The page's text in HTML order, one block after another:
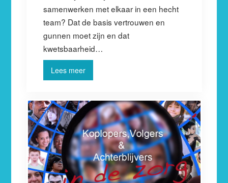
samenwerken met elkaar in een hecht
team? Dat de basis vertrouwen en
gunnen moet zijn en dat
kwetsbaarheid…
Lees meer